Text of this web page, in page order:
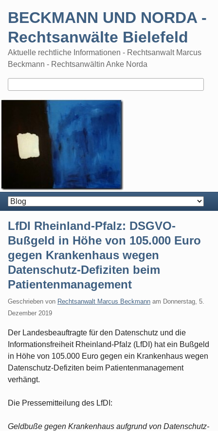
BECKMANN UND NORDA -
Rechtsanwälte Bielefeld
Aktuelle rechtliche Informationen - Rechtsanwalt Marcus
Beckmann - Rechtsanwältin Anke Norda
LfDI Rheinland-Pfalz: DSGVO-
Bußgeld in Höhe von 105.000 Euro
gegen Krankenhaus wegen
Datenschutz-Defiziten beim
Patientenmanagement
Geschrieben von Rechtsanwalt Marcus Beckmann am Donnerstag, 5.
Dezember 2019
Der Landesbeauftragte für den Datenschutz und die
Informationsfreiheit Rheinland-Pfalz (LfDI) hat ein Bußgeld
in Höhe von 105.000 Euro gegen ein Krankenhaus wegen
Datenschutz-Defiziten beim Patientenmanagement
verhängt.
Die Pressemitteilung des LfDI:
Geldbuße gegen Krankenhaus aufgrund von Datenschutz-